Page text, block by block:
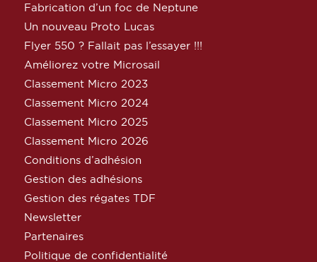
Fabrication d’un foc de Neptune
Un nouveau Proto Lucas
Flyer 550 ? Fallait pas l’essayer !!!
Améliorez votre Microsail
Classement Micro 2023
Classement Micro 2024
Classement Micro 2025
Classement Micro 2026
Conditions d’adhésion
Gestion des adhésions
Gestion des régates TDF
Newsletter
Partenaires
Politique de confidentialité